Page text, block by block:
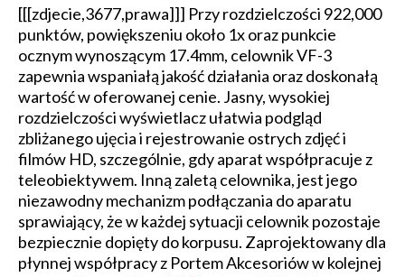
[[[zdjecie,3677,prawa]]] Przy rozdzielczości 922,000
punktów, powiększeniu około 1x oraz punkcie
ocznym wynoszącym 17.4mm, celownik VF-3
zapewnia wspaniałą jakość działania oraz doskonałą
wartość w oferowanej cenie. Jasny, wysokiej
rozdzielczości wyświetlacz ułatwia podgląd
zbliżanego ujęcia i rejestrowanie ostrych zdjęć i
filmów HD, szczególnie, gdy aparat współpracuje z
teleobiektywem. Inną zaletą celownika, jest jego
niezawodny mechanizm podłączania do aparatu
sprawiający, że w każdej sytuacji celownik pozostaje
bezpiecznie dopięty do korpusu. Zaprojektowany dla
płynnej współpracy z Portem Akcesoriów w kolejnej